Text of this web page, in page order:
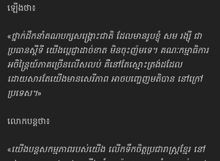
ឡើងថា៖
«ថ្នាក់ដឹកនាំគណបក្សសង្គ្រោះជាតិ ដែលមានរូបខ្ញុំ សម រង្ស៊ី ជា
ប្រធានស្ដីទី យើង​ប្ដេជ្ញា​ដាច់ខាត មិនចុះញ៉មទេ។ គណៈកម្មាធិការ
អចិន្ត្រៃយ៍ភាគច្រើនលើសលប់ គឺនៅតែ​ស្មោះត្រង់​ដដែល
ដោយសារតែយើងមានសេរីភាព អាចបញ្ចេញមតិបាន នៅក្រៅ​
ប្រទេស។»
លោកបន្តថា៖
«យើងបន្តសកម្មភាពរបស់យើង លើកទឹកចិត្តប្រជារាស្ត្រខ្មែរ នៅ